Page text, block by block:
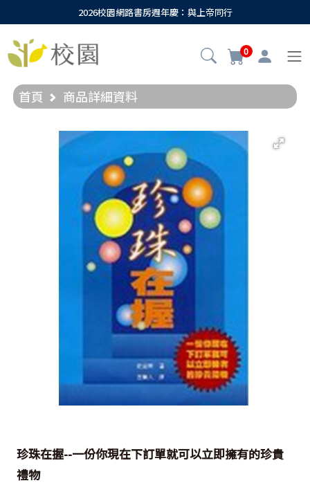
2026校園網路書房週年慶：與上帝同行
0
首頁 商品詳細資料
珍珠在握--一份你現在下訂單就可以立即擁有的珍貴
禮物